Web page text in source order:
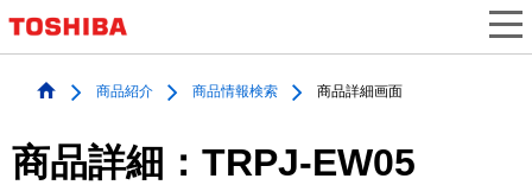
商品紹介 商品情報検索 商品詳細画面
商品詳細：TRPJ-EW05